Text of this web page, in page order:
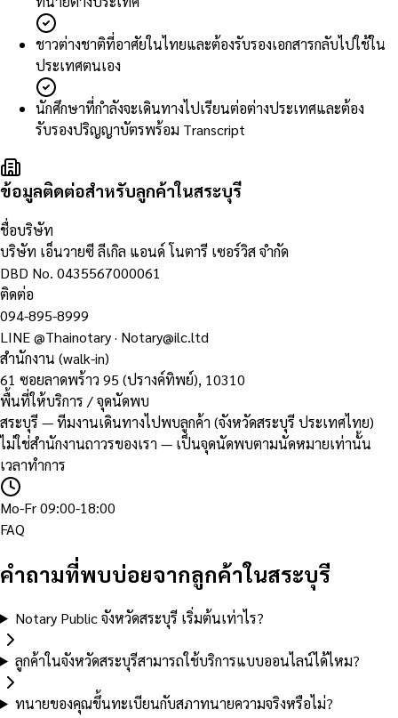
ชาวต่างชาติที่อาศัยในไทยและต้องรับรองเอกสารกลับไปใช้ใน
ประเทศตนเอง
นักศึกษาที่กำลังจะเดินทางไปเรียนต่อต่างประเทศและต้อง
รับรองปริญญาบัตรพร้อม Transcript
ข้อมูลติดต่อสำหรับลูกค้าในสระบุรี
ชื่อบริษัท
บริษัท เอ็นวายซี ลีเกิล แอนด์ โนตารี เซอร์วิส จำกัด
DBD No. 0435567000061
ติดต่อ
094-895-8999
LINE@Thainotary· Notary@ilc.ltd
สำนักงาน (walk-in)
61 ซอยลาดพร้าว 95 (ปรางค์ทิพย์), 10310
พื้นที่ให้บริการ / จุดนัดพบ
สระบุรี — ทีมงานเดินทางไปพบลูกค้า (จังหวัดสระบุรี ประเทศไทย)
ไม่ใช่สำนักงานถาวรของเรา — เป็นจุดนัดพบตามนัดหมายเท่านั้น
เวลาทำการ
Mo-Fr 09:00-18:00
FAQ
คำถามที่พบบ่อยจากลูกค้าในสระบุรี
Notary Public จังหวัดสระบุรี เริ่มต้นเท่าไร?
ลูกค้าในจังหวัดสระบุรีสามารถใช้บริการแบบออนไลน์ได้ไหม?
ทนายของคุณขึ้นทะเบียนกับสภาทนายความจริงหรือไม่?